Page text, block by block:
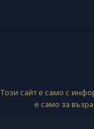
Този сайт е само с
е само за